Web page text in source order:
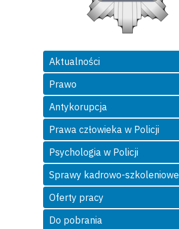
Aktualności
Prawo
Antykorupcja
Prawa człowieka w Policji
Psychologia w Policji
Sprawy kadrowo-szkoleniowe
Oferty pracy
Do pobrania